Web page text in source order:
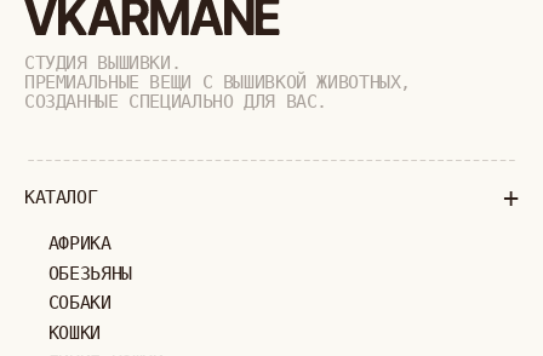
ПОКУПАТЕЛЯМ
ДОСТАВКА И ОПЛАТА
ВОЗВРАТ И ОБМЕН
ОТЗЫВЫ
Попасть к нам в офис можно только
МОСКВА